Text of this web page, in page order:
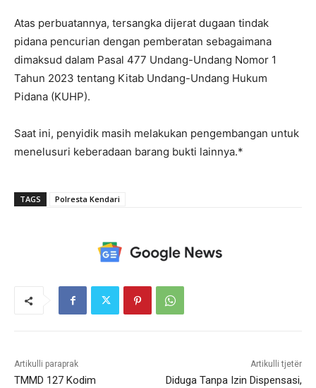
Atas perbuatannya, tersangka dijerat dugaan tindak
pidana pencurian dengan pemberatan sebagaimana
dimaksud dalam Pasal 477 Undang-Undang Nomor 1
Tahun 2023 tentang Kitab Undang-Undang Hukum
Pidana (KUHP).
Saat ini, penyidik masih melakukan pengembangan untuk
menelusuri keberadaan barang bukti lainnya.*
TAGS Polresta Kendari
Artikulli paraprak
TMMD 127 Kodim
Artikulli tjetër
Diduga Tanpa Izin Dispensasi,